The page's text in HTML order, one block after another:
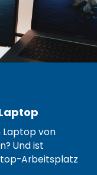
Laptop von
Und ist
Arbeitsplatz